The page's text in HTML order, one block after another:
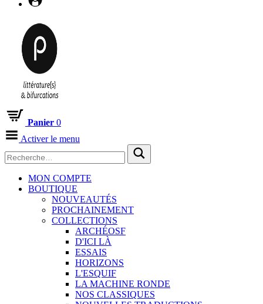
Panier 0
Activer le menu
MON COMPTE
BOUTIQUE
NOUVEAUTÉS
PROCHAINEMENT
COLLECTIONS
ARCHÉOSF
D'ICI LÀ
ESSAIS
HORIZONS
L'ESQUIF
LA MACHINE RONDE
NOS CLASSIQUES